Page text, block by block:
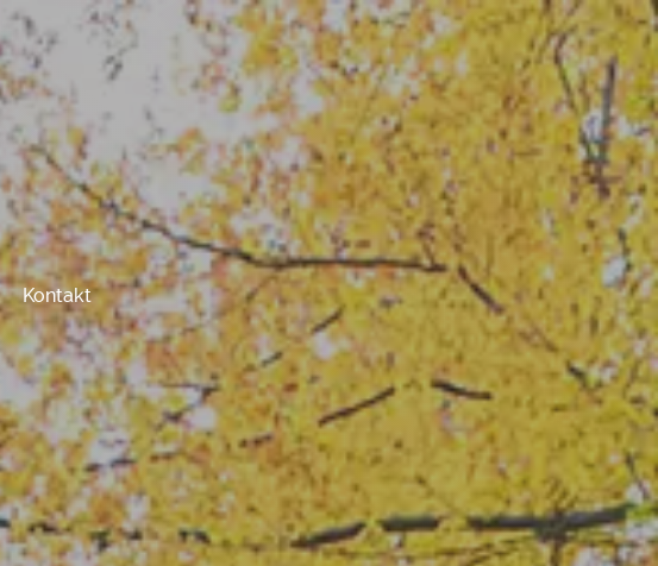
Kontakt